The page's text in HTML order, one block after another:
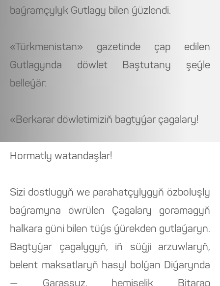
baýramçylyk Gutlagy bilen ýüzlendi.
«Türkmenistan» gazetinde çap edilen
Gutlagynda döwlet Baştutany şeýle
belleýär:
«Berkarar döwletimiziň bagtyýar çagalary!
Hormatly watandaşlar!
Sizi dostlugyň we parahatçylygyň özboluşly
baýramyna öwrülen Çagalary goramagyň
halkara güni bilen tüýs ýürekden gutlaýaryn.
Bagtyýar çagalygyň, iň süýji arzuwlaryň,
belent maksatlaryň hasyl bolýan Diýarynda